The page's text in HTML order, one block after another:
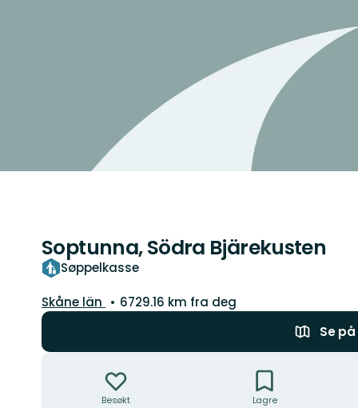
Soptunna, Södra Bjärekusten
Søppelkasse
Fylke:
Skåne län
6729.16 km fra deg
Se
Besøkt Lagre